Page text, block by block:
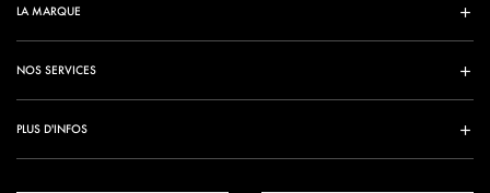
LA MARQUE
NOS SERVICES
PLUS D'INFOS